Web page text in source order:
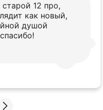
12 про,
как новый,
душой